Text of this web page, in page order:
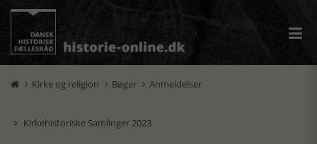
 Kirke og religion  Bøger  Anmeldelser
 Kirkehistoriske Samlinger 2023